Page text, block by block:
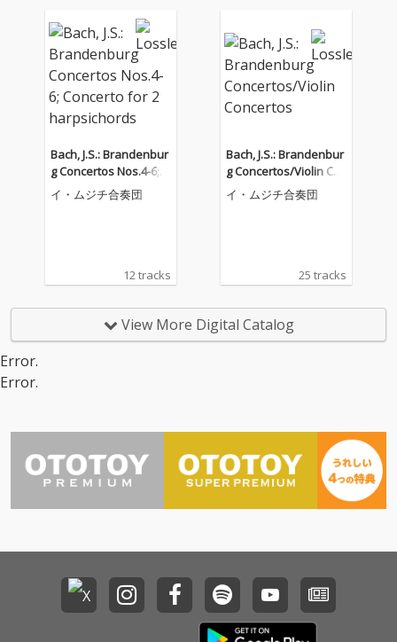
Bach, J.S.: Brandenbur
g Concertos Nos.4-6; C
oncerto for 2 harpsich
ords
イ・ムジチ合奏団
12 tracks
Bach, J.S.: Brandenbur
g Concertos/Violin Co
ncertos
イ・ムジチ合奏団
25 tracks
View More Digital Catalog
Error.
Error.